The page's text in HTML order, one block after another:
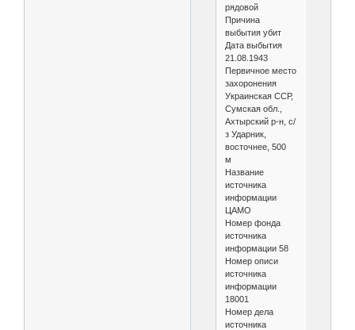
рядовой
Причина
выбытия убит
Дата выбытия
21.08.1943
Первичное место
захоронения
Украинская ССР,
Сумская обл.,
Ахтырский р-н, с/
з Ударник,
восточнее, 500
м
Название
источника
информации
ЦАМО
Номер фонда
источника
информации 58
Номер описи
источника
информации
18001
Номер дела
источника